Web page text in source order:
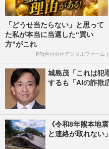
「どうせ当たらない」と思って
た私が本当に当選した“買い
方”がこれ
PR(合同会社デジタルファーム )
城島茂「これは犯
するも「AIの詐欺
《令和8年熊本地
と連絡が取れない